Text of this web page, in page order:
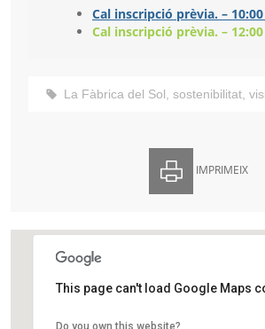
Cal inscripció prèvia. –
Cal inscripció prèvia. –
La Fàbrica del Sol sostenibilitat
IMPRIMEIX
This page can't load Google Maps
Do you own this website?